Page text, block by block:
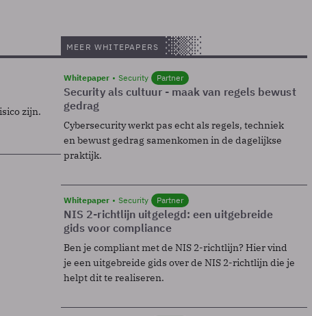
zijn.
MEER WHITEPAPERS
Whitepaper Security Partner
Security als cultuur - maak van regels bewust
gedrag
Cybersecurity werkt pas echt als regels, techniek
en bewust gedrag samenkomen in de dagelijkse
praktijk.
Whitepaper Security Partner
NIS 2-richtlijn uitgelegd: een uitgebreide
gids voor compliance
Ben je compliant met de NIS 2-richtlijn? Hier vind
je een uitgebreide gids over de NIS 2-richtlijn die je
helpt dit te realiseren.